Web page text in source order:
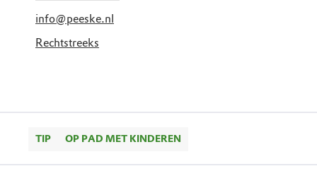
info@peeske.nl
Rechtstreeks
TIP OP PAD MET KINDEREN